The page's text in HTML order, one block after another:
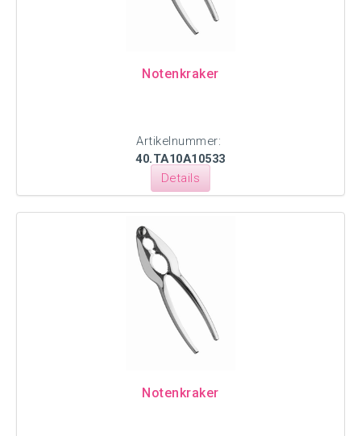
Notenkraker
Artikelnummer:
40.TA10A10533
Details
Notenkraker